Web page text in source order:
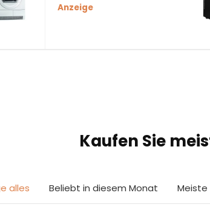
Anzeige
Kaufen Sie
alles Beliebt in diesem Monat Meiste